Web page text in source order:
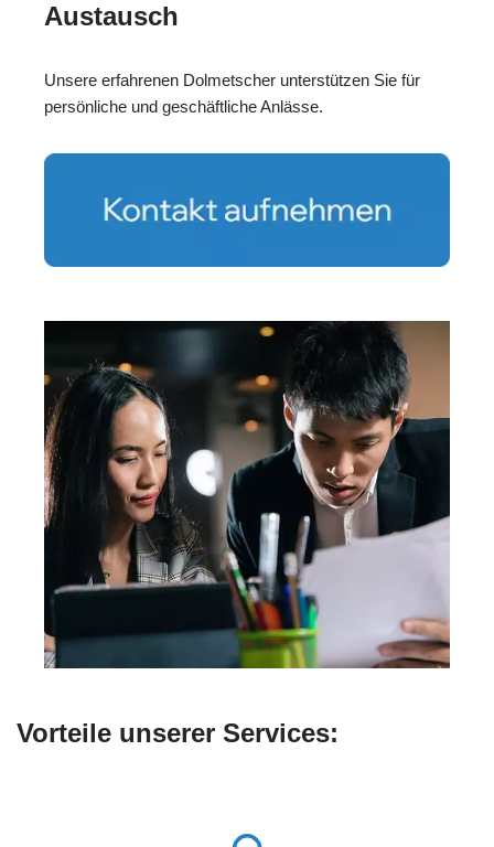
Austausch
Unsere erfahrenen Dolmetscher unterstützen Sie für
persönliche und geschäftliche Anlässe.
Vorteile unserer Services: